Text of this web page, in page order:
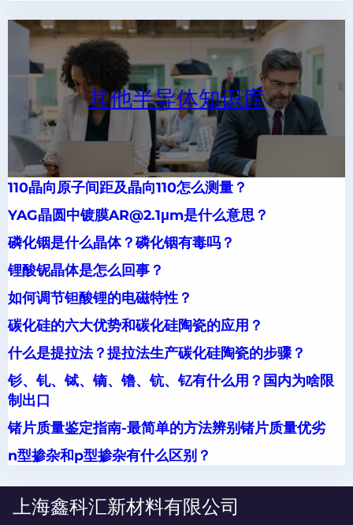
其他半导体知识库
110晶向原子间距及晶向110怎么测量？
YAG晶圆中镀膜AR@2.1μm是什么意思？
磷化铟是什么晶体？磷化铟有毒吗？
锂酸铌晶体是怎么回事？
如何调节钽酸锂的电磁特性？
碳化硅的六大优势和碳化硅陶瓷的应用？
什么是提拉法？提拉法生产碳化硅陶瓷的步骤？
钐、钆、铽、镝、镥、钪、钇有什么用？国内为啥限
制出口
锗片质量鉴定指南-最简单的方法辨别锗片质量优劣
n型掺杂和p型掺杂有什么区别？
上海鑫科汇新材料有限公司